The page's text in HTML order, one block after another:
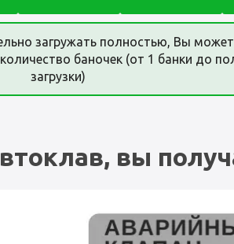
загружать полностью, Вы
баночек (от 1 банки до
загрузки)
вы